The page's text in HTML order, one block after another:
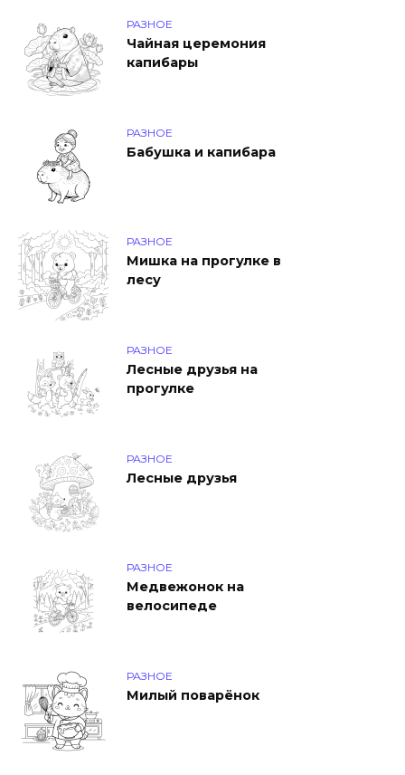
РАЗНОЕ
Чайная церемония
капибары
РАЗНОЕ
Бабушка и капибара
РАЗНОЕ
Мишка на прогулке в
лесу
РАЗНОЕ
Лесные друзья на
прогулке
РАЗНОЕ
Лесные друзья
РАЗНОЕ
Медвежонок на
велосипеде
РАЗНОЕ
Милый поварёнок